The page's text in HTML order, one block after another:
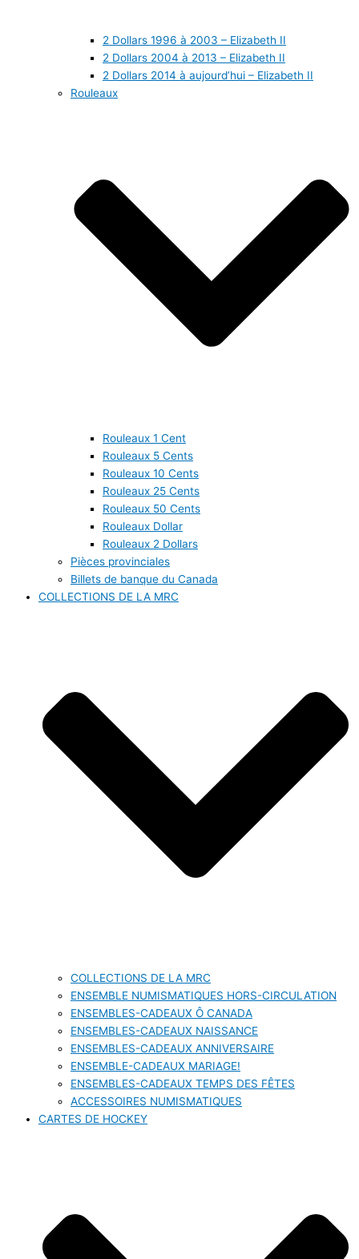
2 Dollars 1996 à 2003 – Elizabeth II
2 Dollars 2004 à 2013 – Elizabeth II
2 Dollars 2014 à aujourd’hui – Elizabeth II
Rouleaux
Rouleaux 1 Cent
Rouleaux 5 Cents
Rouleaux 10 Cents
Rouleaux 25 Cents
Rouleaux 50 Cents
Rouleaux Dollar
Rouleaux 2 Dollars
Pièces provinciales
Billets de banque du Canada
COLLECTIONS DE LA MRC
COLLECTIONS DE LA MRC
ENSEMBLE NUMISMATIQUES HORS-CIRCULATION
ENSEMBLES-CADEAUX Ô CANADA
ENSEMBLES-CADEAUX NAISSANCE
ENSEMBLES-CADEAUX ANNIVERSAIRE
ENSEMBLE-CADEAUX MARIAGE!
ENSEMBLES-CADEAUX TEMPS DES FÊTES
ACCESSOIRES NUMISMATIQUES
CARTES DE HOCKEY